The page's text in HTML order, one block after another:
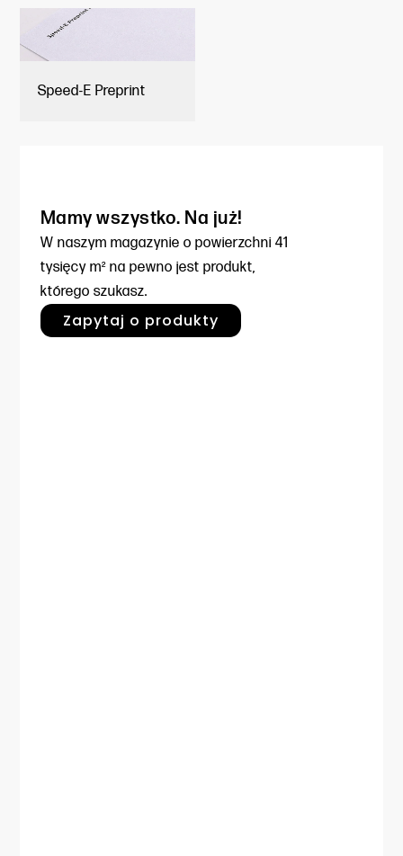
Speed-E Preprint
Mamy wszystko. Na już!
W naszym magazynie o powierzchni 41
tysięcy m² na pewno jest produkt,
którego szukasz.
Zapytaj o produkty